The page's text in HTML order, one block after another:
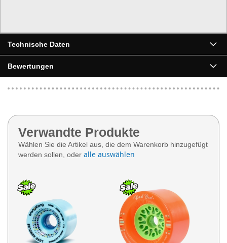
Technische Daten
Bewertungen
Verwandte Produkte
Wählen Sie die Artikel aus, die dem Warenkorb hinzugefügt
werden sollen, oder alle auswählen